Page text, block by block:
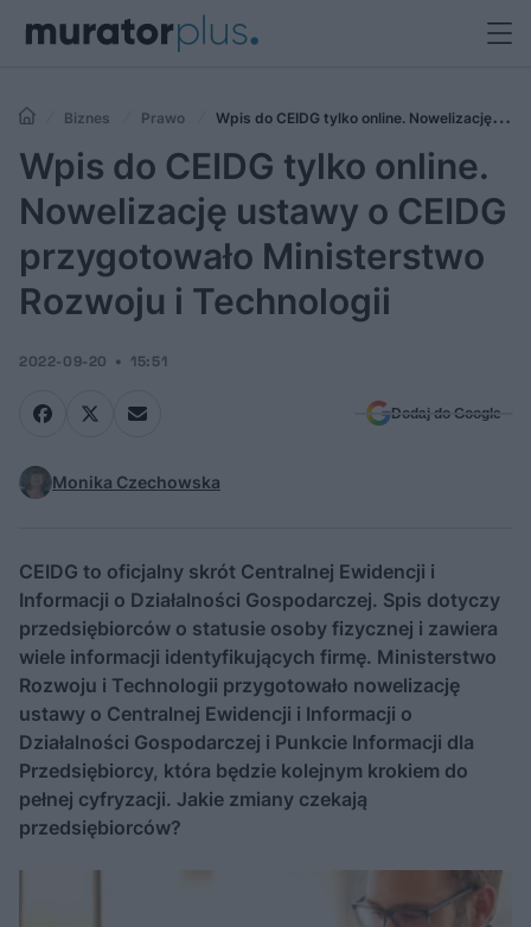
Biznes Prawo
Wpis do CEIDG tylko online. Nowelizację
ustawy o CEIDG przygotowało Ministerstwo Rozwoju i Technologii
Wpis do CEIDG tylko online.
Nowelizację ustawy o CEIDG
przygotowało Ministerstwo
Rozwoju i Technologii
2022-09-20 15:51
Dodaj do Google
Monika Czechowska
CEIDG to oficjalny skrót Centralnej Ewidencji i
Informacji o Działalności Gospodarczej. Spis dotyczy
przedsiębiorców o statusie osoby fizycznej i zawiera
wiele informacji identyfikujących firmę. Ministerstwo
Rozwoju i Technologii przygotowało nowelizację
ustawy o Centralnej Ewidencji i Informacji o
Działalności Gospodarczej i Punkcie Informacji dla
Przedsiębiorcy, która będzie kolejnym krokiem do
pełnej cyfryzacji. Jakie zmiany czekają
przedsiębiorców?